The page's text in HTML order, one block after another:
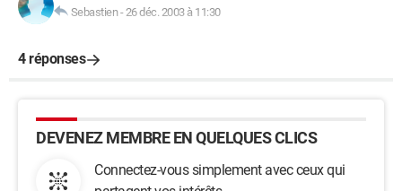
Sebastien-26 déc. 2003 à 11:30
4 réponses
DEVENEZ MEMBRE EN QUELQUES CLICS
Connectez-vous simplement avec ceux qui